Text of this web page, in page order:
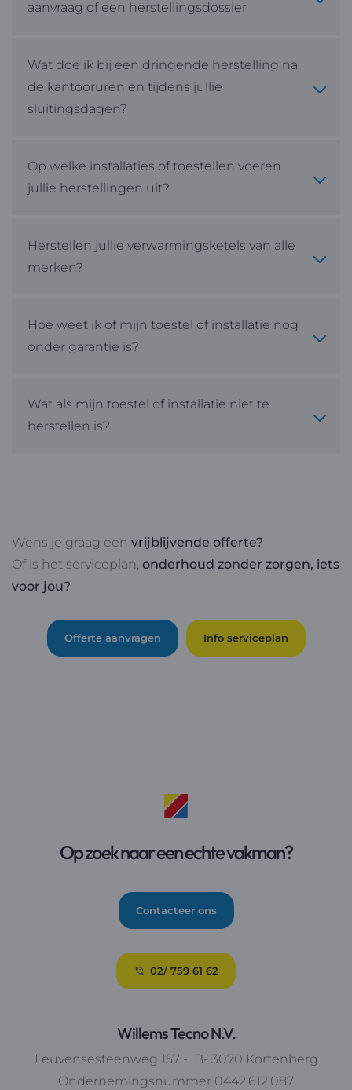
aanvraag of een herstellingsdossier
Wat doe ik bij een dringende herstelling na
de kantooruren en tijdens jullie
sluitingsdagen?
Op welke installaties of toestellen voeren
jullie herstellingen uit?
Herstellen jullie verwarmingsketels van alle
merken?
Hoe weet ik of mijn toestel of installatie nog
onder garantie is?
Wat als mijn toestel of installatie niet te
herstellen is?
Wens je graag een vrijblijvende offerte?
Of is het serviceplan, onderhoud zonder zorgen, iets
voor jou?
Offerte aanvragen Info serviceplan
Op zoek naar een echte vakman?
Contacteer ons
02/ 759 61 62
Willems Tecno N.V.
Leuvensesteenweg 157 - B- 3070 Kortenberg
Ondernemingsnummer 0442.612.087